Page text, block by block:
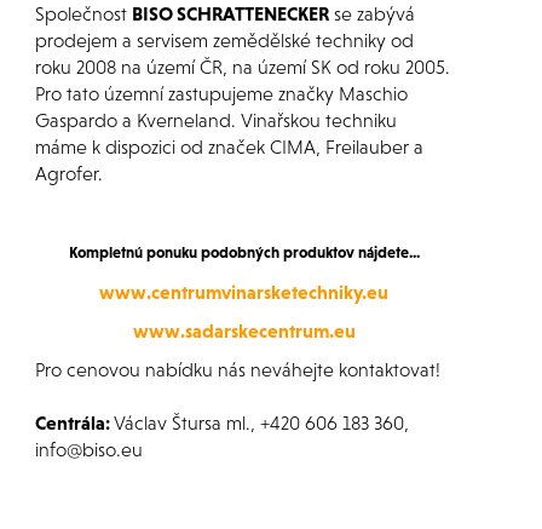
Společnost BISO SCHRATTENECKERse zabývá
prodejem a servisem zemědělské techniky od
roku 2008 na území ČR, na území SK od roku 2005.
Pro tato územní zastupujeme značky Maschio
Gaspardo a Kverneland. Vinařskou techniku
máme k dispozici od značek CIMA, Freilauber a
Agrofer.
Kompletnú ponuku podobných produktov nájdete...
www.centrumvinarsketechniky.eu
www.sadarskecentrum.eu
Pro cenovou nabídku nás neváhejte kontaktovat!
Centrála:Václav Štursa ml., +420 606 183 360,
info@biso.eu